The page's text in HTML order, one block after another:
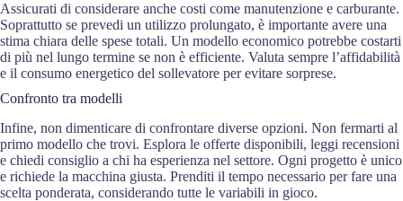
Assicurati di considerare anche costi come manutenzione e carburante.
Soprattutto se prevedi un utilizzo prolungato, è importante avere una
stima chiara delle spese totali. Un modello economico potrebbe costarti
di più nel lungo termine se non è efficiente. Valuta sempre l’affidabilità
e il consumo energetico del sollevatore per evitare sorprese.
Confronto tra modelli
Infine, non dimenticare di confrontare diverse opzioni. Non fermarti al
primo modello che trovi. Esplora le offerte disponibili, leggi recensioni
e chiedi consiglio a chi ha esperienza nel settore. Ogni progetto è unico
e richiede la macchina giusta. Prenditi il tempo necessario per fare una
scelta ponderata, considerando tutte le variabili in gioco.